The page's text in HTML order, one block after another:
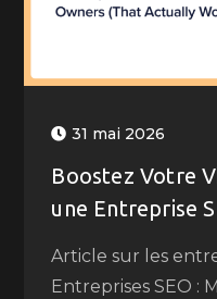
31 mai 2026
Boostez Votre
une Entreprise
Article sur les
Entreprises SEO :